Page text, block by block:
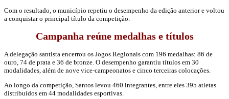
Com o resultado, o município repetiu o desempenho da edição anterior e voltou
a conquistar o principal título da competição.
Campanha reúne medalhas e títulos
A delegação santista encerrou os Jogos Regionais com 196 medalhas: 86 de
ouro, 74 de prata e 36 de bronze. O desempenho garantiu títulos em 30
modalidades, além de nove vice-campeonatos e cinco terceiras colocações.
Ao longo da competição, Santos levou 460 integrantes, entre eles 395 atletas
distribuídos em 44 modalidades esportivas.